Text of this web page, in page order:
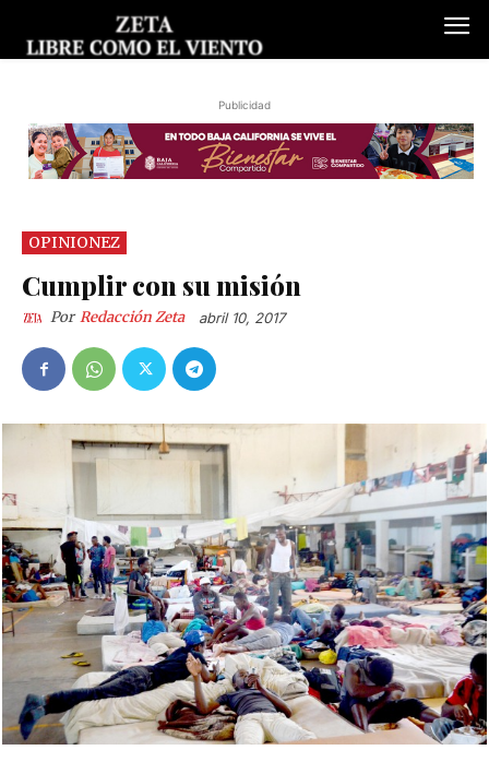
Publicidad
OPINIONEZ
Cumplir con su misión
Por Redacción Zeta abril 10, 2017